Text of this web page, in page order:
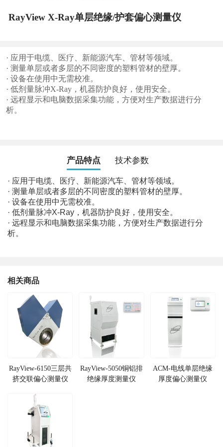
RayView X-Ray单层绝缘/护套偏心测量仪
· 应用于电缆、医疗、新能源汽车、管材等领域。
· 测量单层或者多层的不同密度的塑料管材的壁厚。
· 设备在使用中无需校准。
· 低剂量脉冲X-Ray，机器防护良好，使用安全。
· 远程显示和电脑数据采集功能，方便对生产数据进行分
析。
产品特点 技术参数
· 应用于电缆、医疗、新能源汽车、管材等领域。
· 测量单层或者多层的不同密度的塑料管材的壁厚。
· 设备在使用中无需校准。
· 低剂量脉冲X-Ray，机器防护良好，使用安全。
· 远程显示和电脑数据采集功能，方便对生产数据进行分
析。
相关商品
RayView-6150三层共
挤交联偏心测量仪
RayView-5050铜铝排
绝缘厚度测量仪
ACM-电线单层绝缘
厚度偏心测量仪